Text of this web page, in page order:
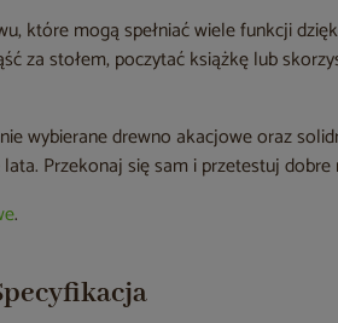
które mogą spełniać wiele funkcji
za stołem, poczytać książkę lub
wybierane drewno akacjowe oraz
Przekonaj się sam i przetestuj
.